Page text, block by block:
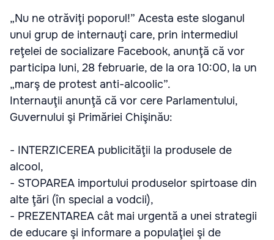
„Nu ne otrăviţi poporul!” Acesta este sloganul
unui grup de internauţi care, prin intermediul
reţelei de socializare Facebook, anunţă că vor
participa luni, 28 februarie, de la ora 10:00, la un
„marş de protest anti-alcoolic”.
Internauţii anunţă că vor cere Parlamentului,
Guvernului şi Primăriei Chişinău:
- INTERZICEREA publicităţii la produsele de
alcool,
- STOPAREA importului produselor spirtoase din
alte ţări (în special a vodcii),
- PREZENTAREA cât mai urgentă a unei strategii
de educare şi informare a populaţiei şi de